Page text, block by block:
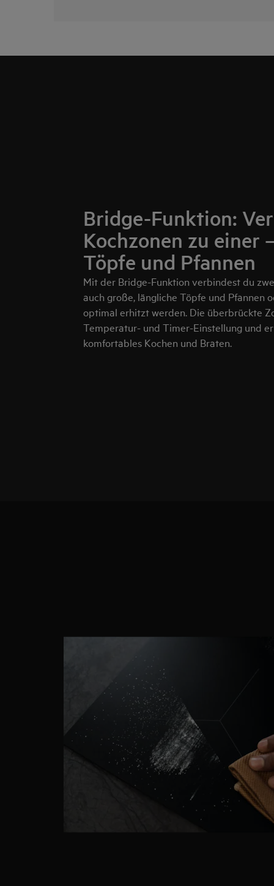
Bridge-Funktion:
Kochzonen zu einer
Töpfe und Pfannen
Mit der Bridge-Funktion verbindest du
auch große, längliche Töpfe und Pfannen
optimal erhitzt werden. Die überbrückte
Temperatur- und Timer-Einstellung und
komfortables Kochen und Braten.